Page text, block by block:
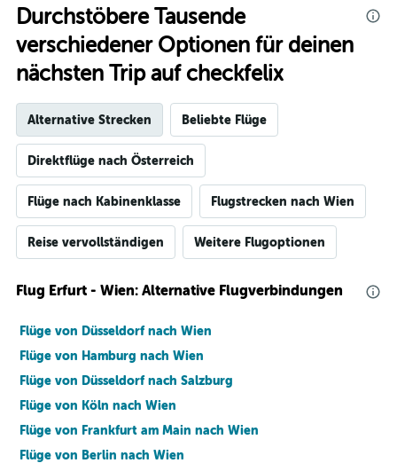
Durchstöbere Tausende
verschiedener Optionen für deinen
nächsten Trip auf checkfelix
Alternative Strecken Beliebte Flüge
Direktflüge nach Österreich
Flüge nach Kabinenklasse Flugstrecken nach Wien
Reise vervollständigen Weitere Flugoptionen
Flug Erfurt - Wien: Alternative Flugverbindungen
Flüge von Düsseldorf nach Wien
Flüge von Hamburg nach Wien
Flüge von Düsseldorf nach Salzburg
Flüge von Köln nach Wien
Flüge von Frankfurt am Main nach Wien
Flüge von Berlin nach Wien